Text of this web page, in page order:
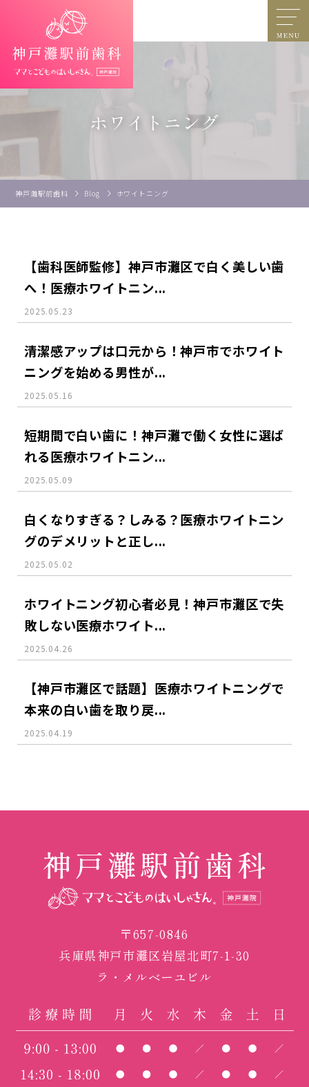
ホワイトニング
神戸灘駅前歯科 Blog ホワイトニング
【歯科医師監修】神戸市灘区で白く美しい歯
へ！医療ホワイトニン...
2025.05.23
清潔感アップは口元から！神戸市でホワイト
ニングを始める男性が...
2025.05.16
短期間で白い歯に！神戸灘で働く女性に選ば
れる医療ホワイトニン...
2025.05.09
白くなりすぎる？しみる？医療ホワイトニン
グのデメリットと正し...
2025.05.02
ホワイトニング初心者必見！神戸市灘区で失
敗しない医療ホワイト...
2025.04.26
【神戸市灘区で話題】医療ホワイトニングで
本来の白い歯を取り戻...
2025.04.19
〒657-0846
兵庫県神戸市灘区岩屋北町7-1-30
ラ・メルベーユビル